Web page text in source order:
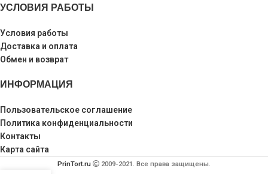
УСЛОВИЯ РАБОТЫ
Условия работы
Доставка и оплата
Обмен и возврат
ИНФОРМАЦИЯ
Пользовательское соглашение
Политика конфиденциальности
Контакты
Карта сайта
PrinTort.ru 2009-2021. Все права защищены.